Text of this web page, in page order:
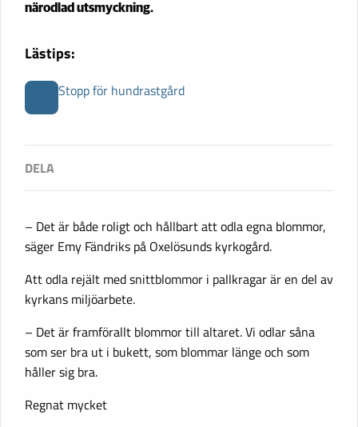
närodlad utsmyckning.
Lästips:
Stopp för hundrastgård
– Det är både roligt och hållbart att odla egna blommor,
säger Emy Fändriks på Oxelösunds kyrkogård.
Att odla rejält med snittblommor i pallkragar är en del av
kyrkans miljöarbete.
– Det är framförallt blommor till altaret. Vi odlar såna
som ser bra ut i bukett, som blommar länge och som
håller sig bra.
Regnat mycket